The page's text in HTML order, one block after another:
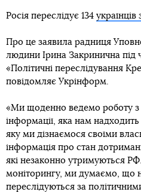
Росія переслідує 134
Про це заявила радниця
людини Ірина Закринична під
«Політичні переслідування
повідомляє Укрінформ.
«Ми щоденно ведемо роботу з
інформації, яка нам надходить
яку ми дізнаємося своїми
інформація про стан
які незаконно утримуються
моніторингу, ми думаємо, що
переслідуються за